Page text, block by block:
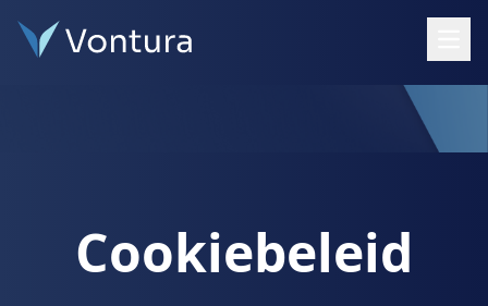
Cookiebeleid